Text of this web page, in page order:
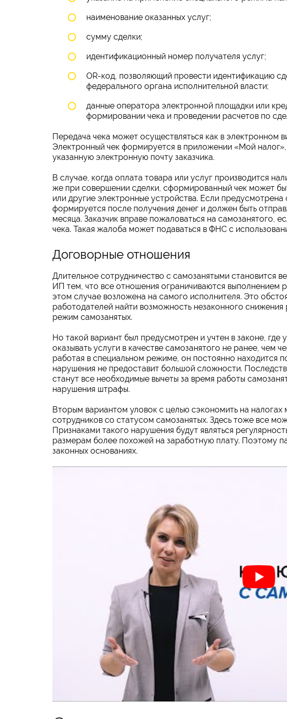
наименование оказанных услуг;
сумму сделки;
идентификационный номер получателя услуг;
OR-код, позволяющий провести идентификацию
федерального органа исполнительной власти;
данные оператора электронной площадки или
формировании чека и проведении расчетов по
Передача чека может осуществляться как в электронном
Электронный чек формируется в приложении «Мой
указанную электронную почту заказчика.
В случае, когда оплата товара или услуг производится
же при совершении сделки, сформированный чек может
или другие электронные устройства. Если предусмотрена
формируется после получения денег и должен быть
месяца. Заказчик вправе пожаловаться на самозанятого,
чека. Такая жалоба может подаваться в ФНС с
Договорные отношения
Длительное сотрудничество с самозанятыми становится
ИП тем, что все отношения ограничиваются выполнением
этом случае возложена на самого исполнителя. Это
работодателей найти возможность незаконного
режим самозанятых.
Но такой вариант был предусмотрен и учтен в законе, где
оказывать услуги в качестве самозанятого не ранее, чем
работая в специальном режиме, он постоянно находится
нарушения не предоставит большой сложности.
станут все необходимые вычеты за время работы
нарушения штрафы.
Вторым вариантом уловок с целью сэкономить на
сотрудников со статусом самозанятых. Здесь тоже все
Признаками такого нарушения будут являться
размерам более похожей на заработную плату. Поэтому
законных основаниях.